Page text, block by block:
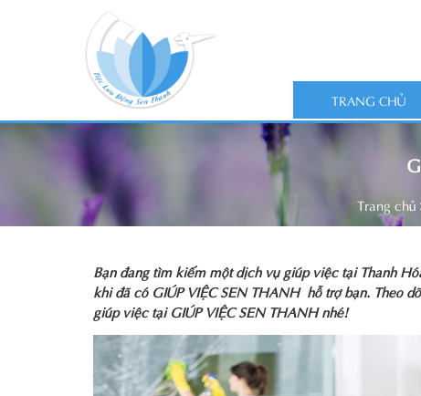
TRANG CHỦ
Trang chủ
Bạn đang tìm kiếm một dịch vụ giúp việc tại Thanh
khi đã có GIÚP VIỆC SEN THANH hỗ trợ bạn. Theo
giúp việc tại GIÚP VIỆC SEN THANH nhé!